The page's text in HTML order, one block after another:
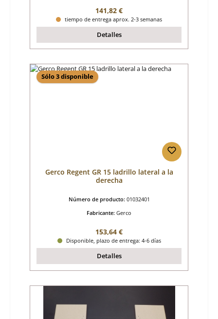
Precio normal:
141,82 €
tiempo de entrega aprox. 2-3 semanas
Detalles
Sólo 3 disponible
Gerco Regent GR 15 ladrillo lateral a la
derecha
Número de producto: 01032401
Fabricante: Gerco
Precio normal:
153,64 €
Disponible, plazo de entrega: 4-6 días
Detalles